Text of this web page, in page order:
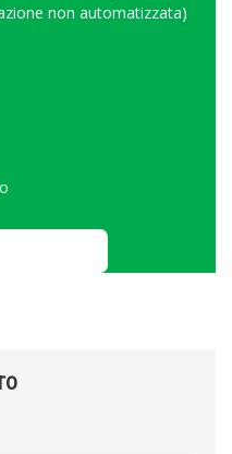
non automatizzata)